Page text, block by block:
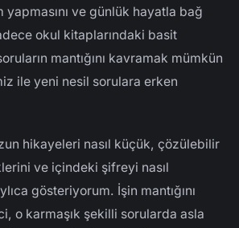
yapmasını ve günlük hayatla bağ
okul kitaplarındaki basit
mantığını kavramak mümkün
ile yeni nesil sorulara erken
hikayeleri nasıl küçük, çözülebilir
ve içindeki şifreyi nasıl
gösteriyorum. İşin mantığını
o karmaşık şekilli sorularda asla